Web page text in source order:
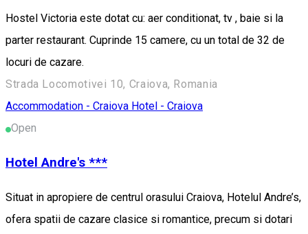
Hostel Victoria este dotat cu: aer conditionat, tv , baie si la
parter restaurant. Cuprinde 15 camere, cu un total de 32 de
locuri de cazare.
Strada Locomotivei 10, Craiova, Romania
Accommodation - Craiova Hotel - Craiova
Open
Hotel Andre's ***
Situat in apropiere de centrul orasului Craiova, Hotelul Andre’s,
ofera spatii de cazare clasice si romantice, precum si dotari